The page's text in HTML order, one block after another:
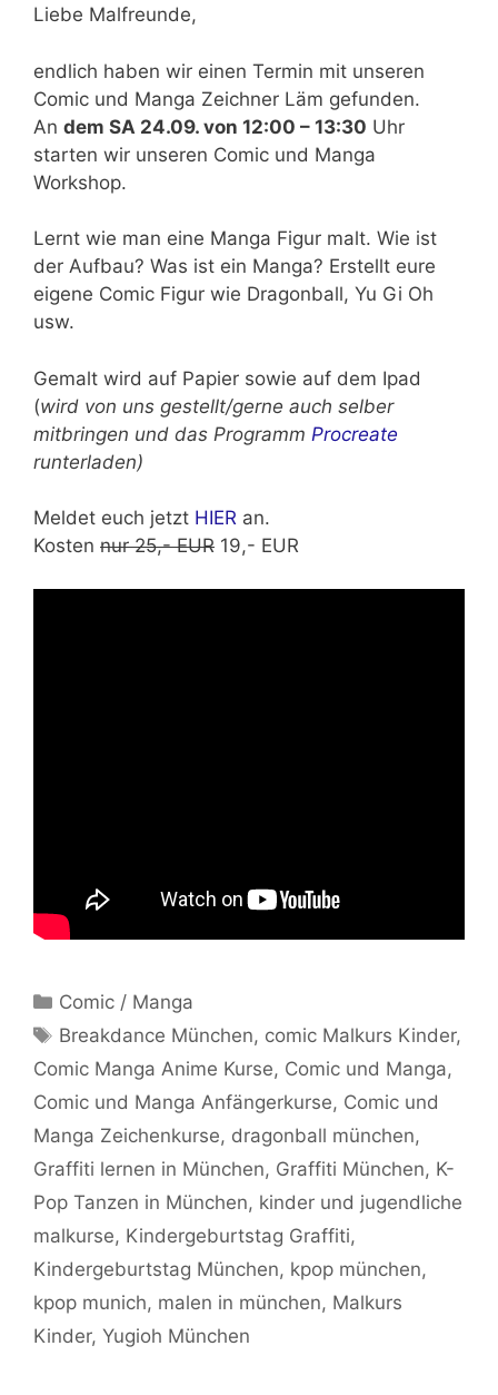
Liebe Malfreunde,
endlich haben wir einen Termin mit unseren
Comic und Manga Zeichner Läm gefunden.
An dem SA 24.09. von 12:00 – 13:30 Uhr
starten wir unseren Comic und Manga
Workshop.
Lernt wie man eine Manga Figur malt. Wie ist
der Aufbau? Was ist ein Manga? Erstellt eure
eigene Comic Figur wie Dragonball, Yu Gi Oh
usw.
Gemalt wird auf Papier sowie auf dem Ipad
(wird von uns gestellt/gerne auch selber
mitbringen und das Programm Procreate
runterladen)
Meldet euch jetzt HIER an.
Kosten nur 25,- EUR 19,- EUR
Kategorien
Comic / Manga
Schlagwörter
Breakdance München, comic Malkurs Kinder,
Comic Manga Anime Kurse, Comic und Manga,
Comic und Manga Anfängerkurse, Comic und
Manga Zeichenkurse, dragonball münchen,
Graffiti lernen in München, Graffiti München, K-
Pop Tanzen in München, kinder und jugendliche
malkurse, Kindergeburtstag Graffiti,
Kindergeburtstag München, kpop münchen,
kpop munich, malen in münchen, Malkurs
Kinder, Yugioh München